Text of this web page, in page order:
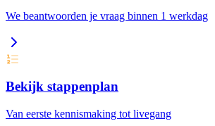
We beantwoorden je vraag binnen 1 werkdag
Bekijk stappenplan
Van eerste kennismaking tot livegang